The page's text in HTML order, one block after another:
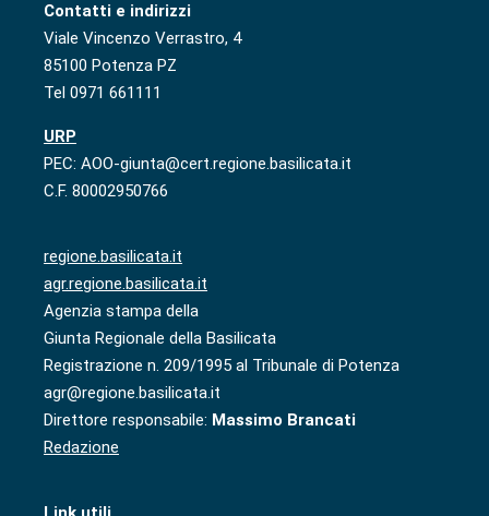
Contatti e indirizzi
Viale Vincenzo Verrastro, 4
85100 Potenza PZ
Tel 0971 661111
URP
PEC: AOO-giunta@cert.regione.basilicata.it
C.F. 80002950766
regione.basilicata.it
agr.regione.basilicata.it
Agenzia stampa della
Giunta Regionale della Basilicata
Registrazione n. 209/1995 al Tribunale di Potenza
agr@regione.basilicata.it
Direttore responsabile: Massimo Brancati
Redazione